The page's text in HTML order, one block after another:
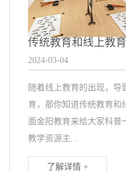
传统教育和线上教
2024-03-04
随着线上教育的出现，导
育，那你知道传统教育和
面金阳教育来给大家科普
教学资源主...
了解详情 +